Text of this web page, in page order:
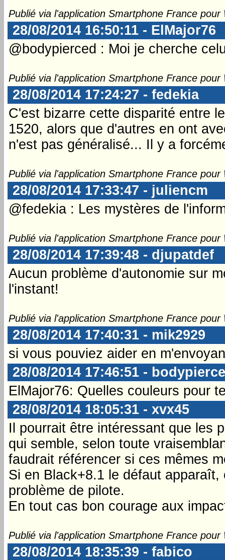
Publié via l'application Smartphone France pour
28/08/2014 16:50:11 - ElMajor76
@bodypierced : Moi je cherche
Publié via l'application Smartphone France pour
28/08/2014 17:24:27 - fedekia
C'est bizarre cette disparité entre
1520, alors que d'autres en ont
n'est pas généralisé... Il y a
Publié via l'application Smartphone France pour
28/08/2014 17:33:47 - juliencm
@fedekia : Les mystères de
Publié via l'application Smartphone France pour
28/08/2014 17:39:48 - djupatdef
Aucun problème d'autonomie sur
l'instant!
Publié via l'application Smartphone France pour
28/08/2014 17:40:31 - mik2929
si vous pouviez aider en
28/08/2014 17:46:51 -
ElMajor76: Quelles couleurs pour
28/08/2014 18:05:31 - xvx45
Il pourrait être intéressant que les
qui semble, selon toute
faudrait référencer si ces mêmes
Si en Black+8.1 le défaut
problème de pilote.
En tout cas bon courage aux
Publié via l'application Smartphone France pour
28/08/2014 18:35:39 - fabico